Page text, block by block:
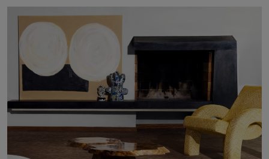
Image & Material Bank
Välj land